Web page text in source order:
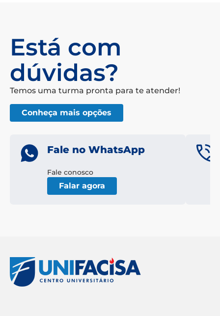
Está com
dúvidas?
Temos uma turma pronta para te atender!
Conheça mais opções
Fale no WhatsApp
Fale conosco
Falar agora